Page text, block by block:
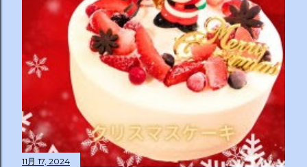
11月 17, 2024